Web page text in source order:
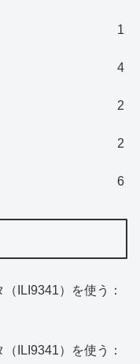
1
4
2
2
6
ILI9341）を使う：
ILI9341）を使う：